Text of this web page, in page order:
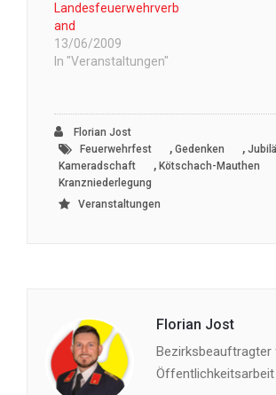
Landesfeuerwehrverb
and
13/06/2009
In "Veranstaltungen"
Florian Jost
Feuerwehrfest
, Gedenken ,
Kameradschaft , Kötschach-Mauthen
Kranzniederlegung
Veranstaltungen
Florian Jost
Bezirksbeauftragter
Öffentlichkeitsarbeit